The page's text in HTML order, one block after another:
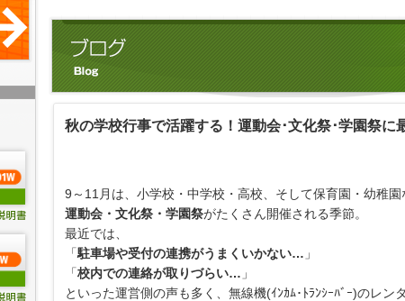
秋の学校行事で活躍する！運動会･文化祭･学園祭に
9～11月は、小学校・中学校・高校、そして保育園・幼稚園
運動会・文化祭・学園祭がたくさん開催される季節。
最近では、
「駐車場や受付の連携がうまくいかない… 」
「校内での連絡が取りづらい… 」
といった運営側の声も多く、無線機(ｲﾝｶﾑ･ﾄﾗﾝｼｰﾊﾞｰ)のレン